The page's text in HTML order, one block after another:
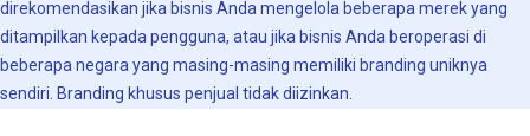
direkomendasikan jika bisnis Anda mengelola beberapa merek yang
ditampilkan kepada pengguna, atau jika bisnis Anda beroperasi di
beberapa negara yang masing-masing memiliki branding uniknya
sendiri. Branding khusus penjual tidak diizinkan.